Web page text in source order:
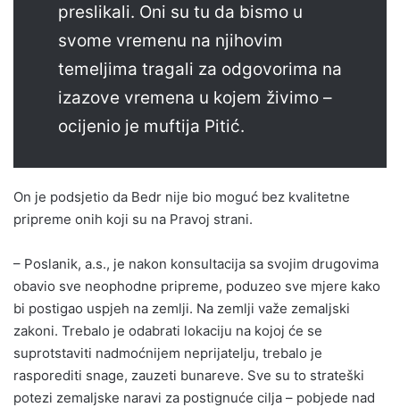
preslikali. Oni su tu da bismo u
svome vremenu na njihovim
temeljima tragali za odgovorima na
izazove vremena u kojem živimo –
ocijenio je muftija Pitić.
On je podsjetio da Bedr nije bio moguć bez kvalitetne
pripreme onih koji su na Pravoj strani.
– Poslanik, a.s., je nakon konsultacija sa svojim drugovima
obavio sve neophodne pripreme, poduzeo sve mjere kako
bi postigao uspjeh na zemlji. Na zemlji važe zemaljski
zakoni. Trebalo je odabrati lokaciju na kojoj će se
suprotstaviti nadmoćnijem neprijatelju, trebalo je
rasporediti snage, zauzeti bunareve. Sve su to strateški
potezi zemaljske naravi za postignuće cilja – pobjede nad